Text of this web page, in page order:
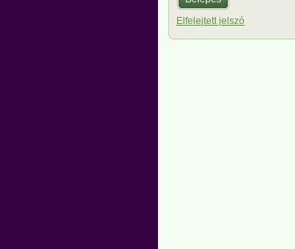
Elfelejtett jelszó